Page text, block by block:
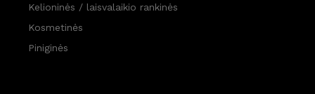
Kelioninės / laisvalaikio rankinės
Kosmetinės
Piniginės